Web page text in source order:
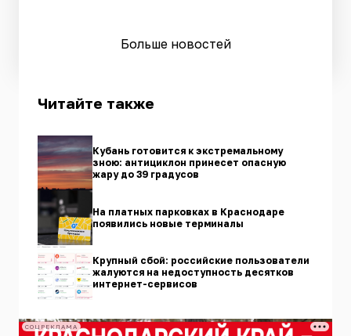
Больше новостей
Читайте также
Кубань готовится к экстремальному
зною: антициклон принесет опасную
жару до 39 градусов
На платных парковках в Краснодаре
появились новые терминалы
Крупный сбой: российские пользователи
жалуются на недоступность десятков
интернет-сервисов
СОЦРЕКЛАМА